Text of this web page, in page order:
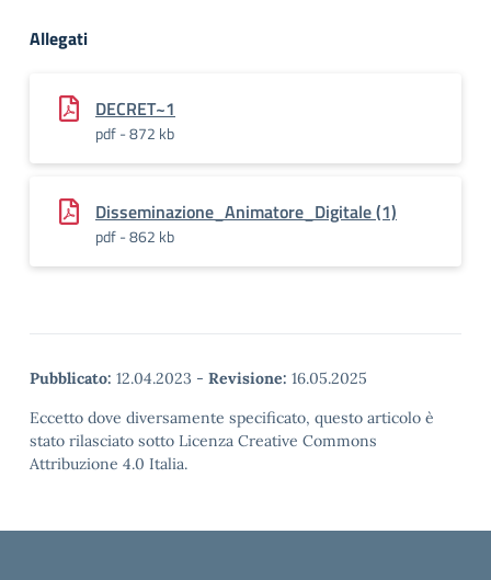
Allegati
DECRET~1
pdf - 872 kb
Disseminazione_Animatore_Digitale (1)
pdf - 862 kb
Pubblicato: 12.04.2023 - Revisione: 16.05.2025
Eccetto dove diversamente specificato, questo articolo è
stato rilasciato sotto Licenza Creative Commons
Attribuzione 4.0 Italia.